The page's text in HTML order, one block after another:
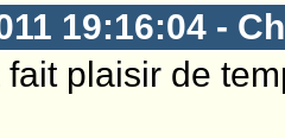
19:16:04 -
fait plaisir de